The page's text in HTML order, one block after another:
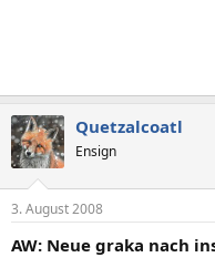
Quetzalcoatl
Ensign
3. August 2008
AW: Neue graka nach